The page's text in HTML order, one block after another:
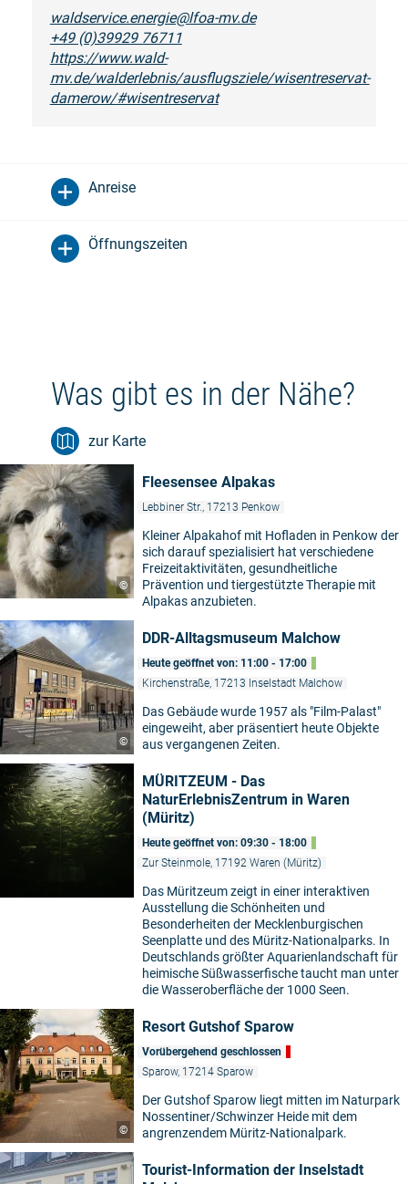
waldservice.energie@lfoa-mv.de
+49 (0)39929 76711
https://www.wald-
mv.de/walderlebnis/ausflugsziele/wisentreservat-
damerow/#wisentreservat
Anreise
Öffnungszeiten
Was gibt es in der Nähe?
zur Karte
©
Fleesensee Alpakas
Lebbiner Str., 17213 Penkow
Kleiner Alpakahof mit Hofladen in Penkow der
sich darauf spezialisiert hat verschiedene
Freizeitaktivitäten, gesundheitliche
Prävention und tiergestützte Therapie mit
Alpakas anzubieten.
©
DDR-Alltagsmuseum Malchow
Heute geöffnet von: 11:00 - 17:00
Kirchenstraße, 17213 Inselstadt Malchow
Das Gebäude wurde 1957 als "Film-Palast"
eingeweiht, aber präsentiert heute Objekte
aus vergangenen Zeiten.
MÜRITZEUM - Das
NaturErlebnisZentrum in Waren
(Müritz)
Heute geöffnet von: 09:30 - 18:00
Zur Steinmole, 17192 Waren (Müritz)
Das Müritzeum zeigt in einer interaktiven
Ausstellung die Schönheiten und
Besonderheiten der Mecklenburgischen
Seenplatte und des Müritz-Nationalparks. In
Deutschlands größter Aquarienlandschaft für
heimische Süßwasserfische taucht man unter
die Wasseroberfläche der 1000 Seen.
©
Resort Gutshof Sparow
Vorübergehend geschlossen
Sparow, 17214 Sparow
Der Gutshof Sparow liegt mitten im Naturpark
Nossentiner/Schwinzer Heide mit dem
angrenzendem Müritz-Nationalpark.
Tourist-Information der Inselstadt